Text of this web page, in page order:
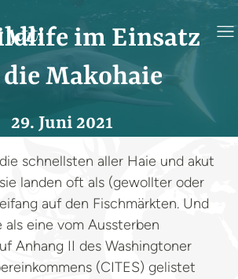
im Einsatz
Makohaie
29. Juni 2021
schnellsten aller Haie und akut
landen oft als (gewollter oder
auf den Fischmärkten. Und
als eine vom Aussterben
Anhang II des Washingtoner
(CITES) gelistet